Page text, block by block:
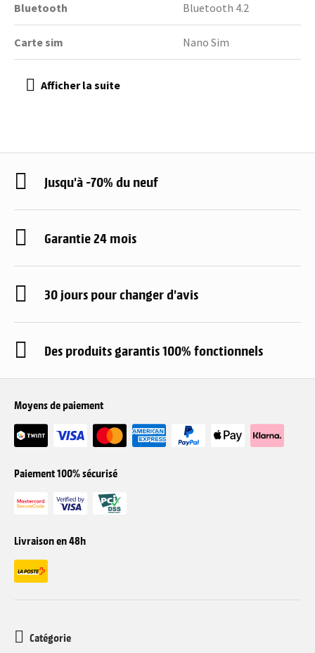
Bluetooth Bluetooth 4.2
Carte sim Nano Sim
Jusqu'à -70% du neuf
Garantie 24 mois
30 jours pour changer d'avis
Des produits garantis 100% fonctionnels
Moyens de paiement
Paiement 100% sécurisé
Livraison en 48h
Catégorie